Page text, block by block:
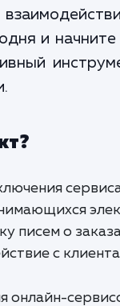
и
писем о
с
онлайн-